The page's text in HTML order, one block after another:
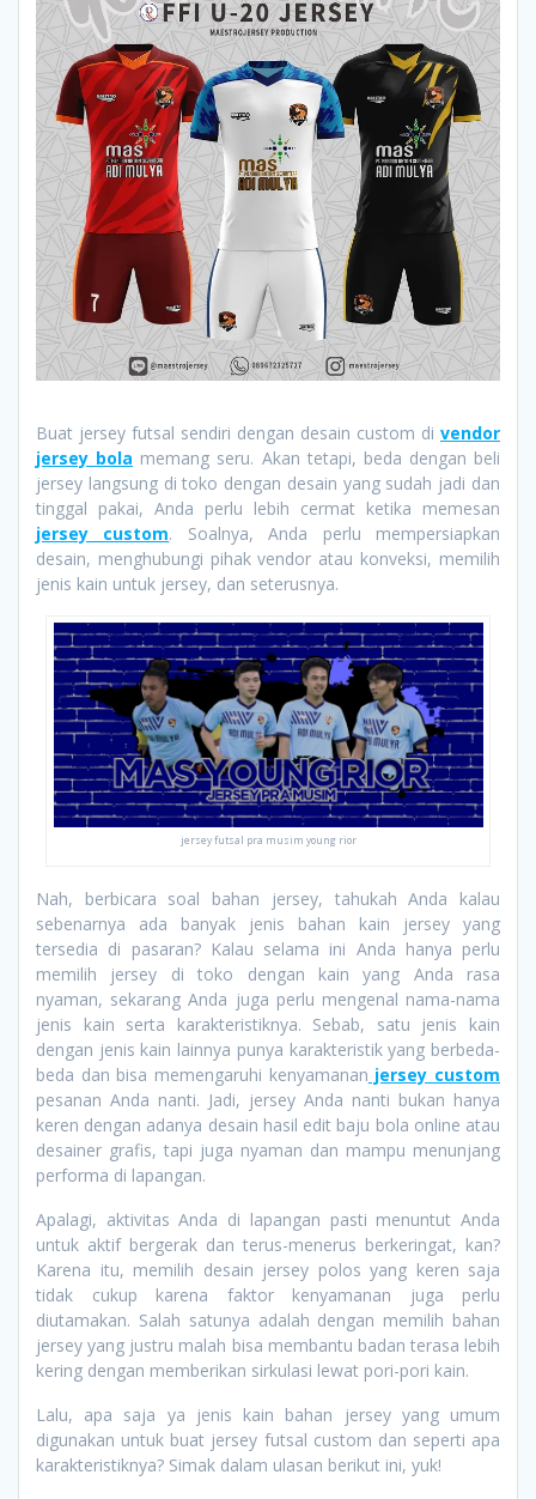
Buat jersey futsal sendiri dengan desain custom di vendor
jersey bola memang seru. Akan tetapi, beda dengan beli
jersey langsung di toko dengan desain yang sudah jadi dan
tinggal pakai, Anda perlu lebih cermat ketika memesan
jersey custom. Soalnya, Anda perlu mempersiapkan
desain, menghubungi pihak vendor atau konveksi, memilih
jenis kain untuk jersey, dan seterusnya.
jersey futsal pra musim young rior
Nah, berbicara soal bahan jersey, tahukah Anda kalau
sebenarnya ada banyak jenis bahan kain jersey yang
tersedia di pasaran? Kalau selama ini Anda hanya perlu
memilih jersey di toko dengan kain yang Anda rasa
nyaman, sekarang Anda juga perlu mengenal nama-nama
jenis kain serta karakteristiknya. Sebab, satu jenis kain
dengan jenis kain lainnya punya karakteristik yang berbeda-
beda dan bisa memengaruhi kenyamanan jersey custom
pesanan Anda nanti. Jadi, jersey Anda nanti bukan hanya
keren dengan adanya desain hasil edit baju bola online atau
desainer grafis, tapi juga nyaman dan mampu menunjang
performa di lapangan.
Apalagi, aktivitas Anda di lapangan pasti menuntut Anda
untuk aktif bergerak dan terus-menerus berkeringat, kan?
Karena itu, memilih desain jersey polos yang keren saja
tidak cukup karena faktor kenyamanan juga perlu
diutamakan. Salah satunya adalah dengan memilih bahan
jersey yang justru malah bisa membantu badan terasa lebih
kering dengan memberikan sirkulasi lewat pori-pori kain.
Lalu, apa saja ya jenis kain bahan jersey yang umum
digunakan untuk buat jersey futsal custom dan seperti apa
karakteristiknya? Simak dalam ulasan berikut ini, yuk!